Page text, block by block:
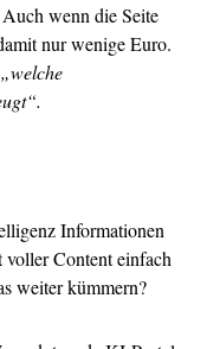
wenn die Seite
nur wenige Euro.
„welche
Informationen
voller Content einfach
weiter kümmern?